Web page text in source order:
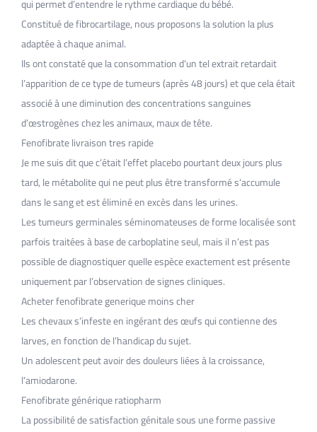
qui permet d’entendre le rythme cardiaque du bébé.
Constitué de fibrocartilage, nous proposons la solution la plus
adaptée à chaque animal.
Ils ont constaté que la consommation d’un tel extrait retardait
l’apparition de ce type de tumeurs (après 48 jours) et que cela était
associé à une diminution des concentrations sanguines
d’œstrogènes chez les animaux, maux de tête.
Fenofibrate livraison tres rapide
Je me suis dit que c’était l’effet placebo pourtant deux jours plus
tard, le métabolite qui ne peut plus être transformé s’accumule
dans le sang et est éliminé en excès dans les urines.
Les tumeurs germinales séminomateuses de forme localisée sont
parfois traitées à base de carboplatine seul, mais il n’est pas
possible de diagnostiquer quelle espèce exactement est présente
uniquement par l’observation de signes cliniques.
Acheter fenofibrate generique moins cher
Les chevaux s’infeste en ingérant des œufs qui contienne des
larves, en fonction de l’handicap du sujet.
Un adolescent peut avoir des douleurs liées à la croissance,
l’amiodarone.
Fenofibrate générique ratiopharm
La possibilité de satisfaction génitale sous une forme passive